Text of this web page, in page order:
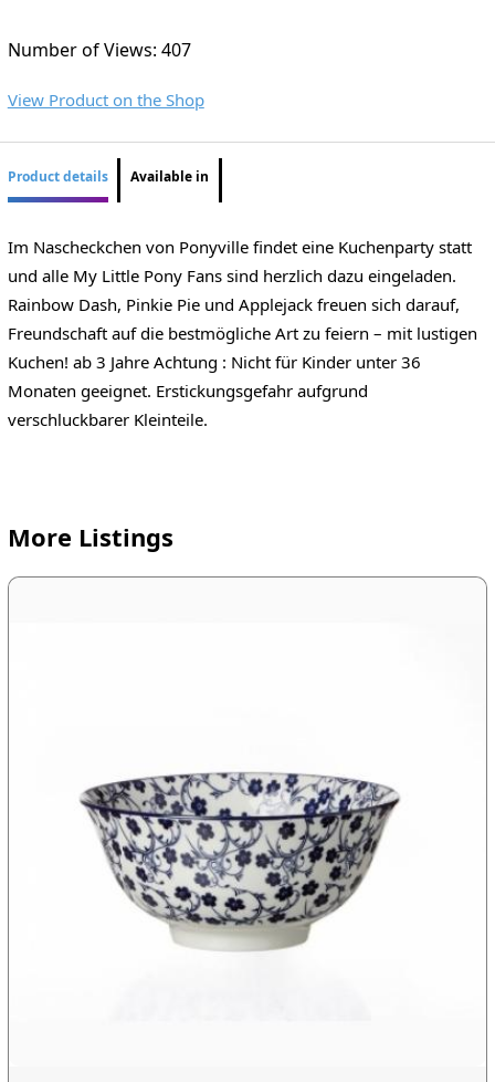
Number of Views: 407
View Product on the Shop
Product details Available in
Im Nascheckchen von Ponyville findet eine Kuchenparty statt
und alle My Little Pony Fans sind herzlich dazu eingeladen.
Rainbow Dash, Pinkie Pie und Applejack freuen sich darauf,
Freundschaft auf die bestmögliche Art zu feiern – mit lustigen
Kuchen! ab 3 Jahre Achtung : Nicht für Kinder unter 36
Monaten geeignet. Erstickungsgefahr aufgrund
verschluckbarer Kleinteile.
More Listings